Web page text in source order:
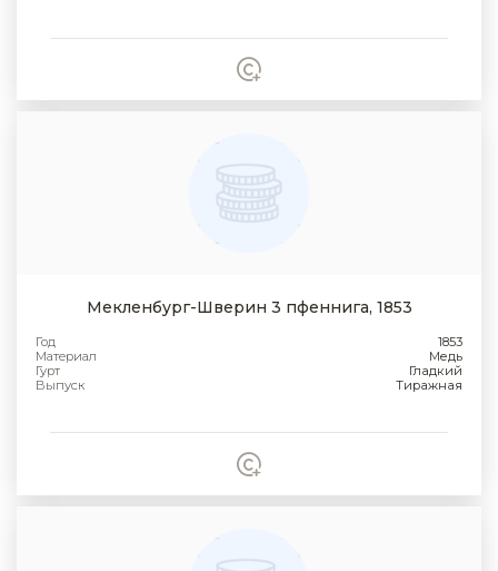
Мекленбург-Шверин 3 пфеннига, 1853
Год
1853
Материал
Медь
Гурт
Гладкий
Выпуск
Тиражная